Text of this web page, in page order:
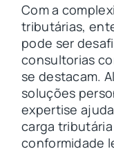
Com a
tributárias,
pode ser
consultorias
se destacam.
soluções
expertise
carga
conformidade